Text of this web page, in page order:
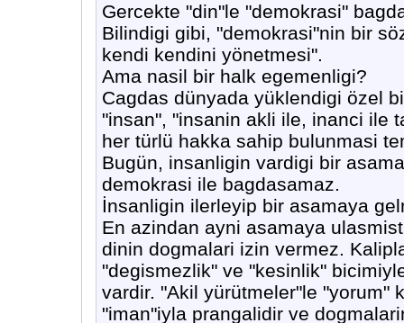
Gercekte "din"le "demokrasi"
Bilindigi gibi, "demokrasi"nin bir
kendi kendini yönetmesi".
Ama nasil bir halk egemenligi?
Cagdas dünyada yüklendigi özel
"insan", "insanin akli ile, inanci ile
her türlü hakka sahip bulunmasi
Bugün, insanligin vardigi bir
demokrasi ile bagdasamaz.
İnsanligin ilerleyip bir asamaya
En azindan ayni asamaya
dinin dogmalari izin vermez.
"degismezlik" ve "kesinlik"
vardir. "Akil yürütmeler"le "yorum"
"iman"iyla prangalidir ve